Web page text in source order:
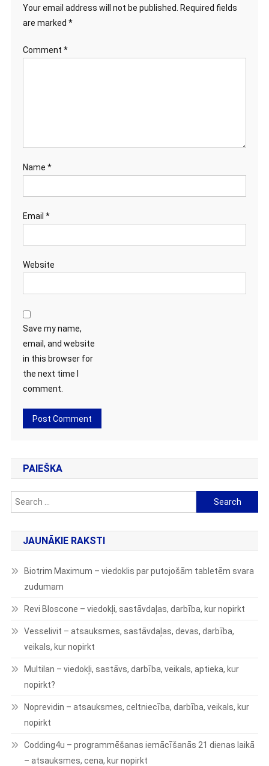
Your email address will not be published.
Required fields
are marked *
Comment *
Name *
Email *
Website
Save my name,
email, and website
in this browser for
the next time I
comment.
PAIEŠKA
Search
for:
JAUNĀKIE RAKSTI
Biotrim Maximum – viedoklis par putojošām tabletēm svara
zudumam
Revi Bloscone – viedokļi, sastāvdaļas, darbība, kur nopirkt
Vesselivit – atsauksmes, sastāvdaļas, devas, darbība,
veikals, kur nopirkt
Multilan – viedokļi, sastāvs, darbība, veikals, aptieka, kur
nopirkt?
Noprevidin – atsauksmes, celtniecība, darbība, veikals, kur
nopirkt
Codding4u – programmēšanas iemācīšanās 21 dienas laikā
– atsauksmes, cena, kur nopirkt